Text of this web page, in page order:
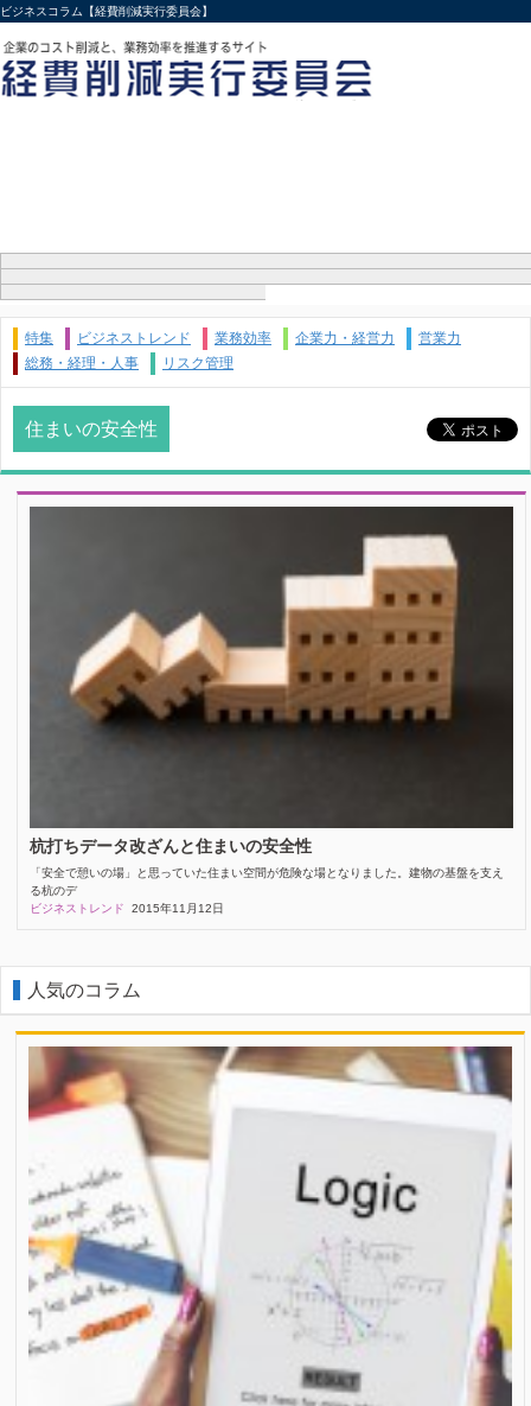
ビジネスコラム【経費削減実行委員会】
特集 ビジネストレンド 業務効率 企業力・経営力
営業力
総務・経理・人事
リスク管理
住まいの安全性
杭打ちデータ改ざんと住まいの安全性
「安全で憩いの場」と思っていた住まい空間が危険な場となりました。建物の基盤を支え
る杭のデ
ビジネストレンド
2015年11月12日
人気のコラム